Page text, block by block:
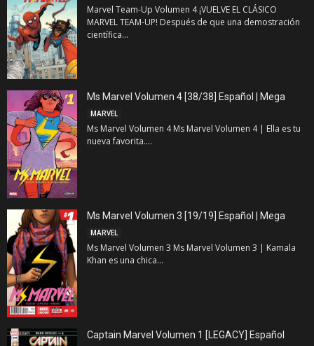
Marvel Team-Up Volumen 4 ¡VUELVE EL CLÁSICO
MARVEL TEAM-UP! Después de que una demostración
científica...
Ms Marvel Volumen 4 [38/38] Español | Mega
MARVEL
Ms Marvel Volumen 4 Ms Marvel Volumen 4 | Ella es tu
nueva favorita....
Ms Marvel Volumen 3 [19/19] Español | Mega
MARVEL
Ms Marvel Volumen 3 Ms Marvel Volumen 3 | Kamala
Khan es una chica...
Captain Marvel Volumen 1 [LEGACY] Español